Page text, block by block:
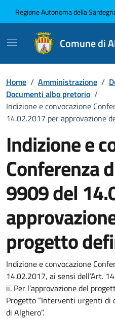
Regione Autonoma della
Comune di
Home / Amministrazione /
Documenti albo pretorio /
Indizione e convocazione
14.02.2017 per approvazione
Indizione e
Conferenza
9909 del
progetto
Dettaglio del documento
Indizione e convocazione
14.02.2017, ai sensi dell’Art.
ii. Per l’approvazione del
Progetto “Interventi urgenti di
di Alghero”.